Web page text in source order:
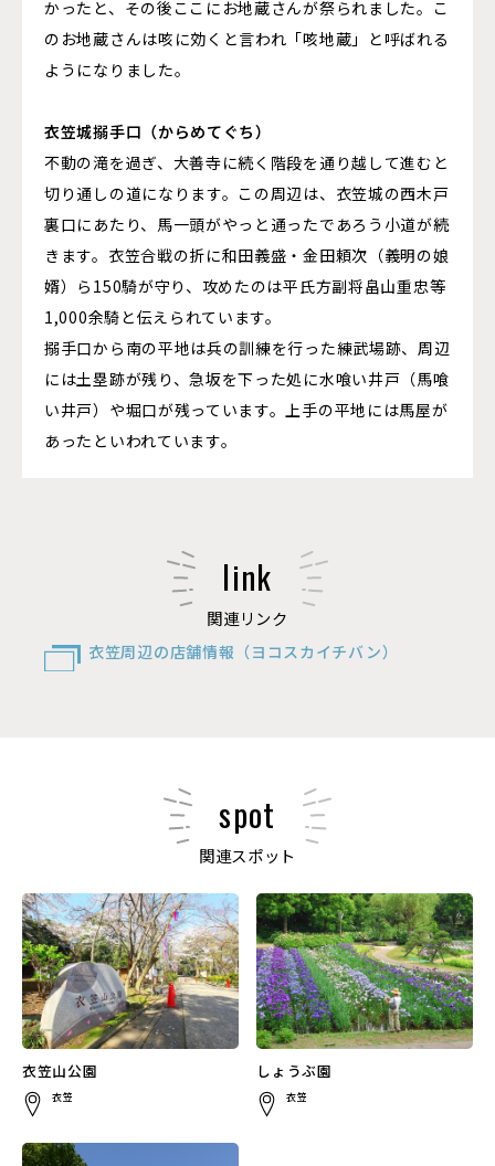
かったと、その後ここにお地蔵さんが祭られました。こ
のお地蔵さんは咳に効くと言われ「咳地蔵」と呼ばれる
ようになりました。
衣笠城搦手口（からめてぐち）
不動の滝を過ぎ、大善寺に続く階段を通り越して進むと
切り通しの道になります。この周辺は、衣笠城の西木戸
裏口にあたり、馬一頭がやっと通ったであろう小道が続
きます。衣笠合戦の折に和田義盛・金田頼次（義明の娘
婿）ら150騎が守り、攻めたのは平氏方副将畠山重忠等
1,000余騎と伝えられています。
搦手口から南の平地は兵の訓練を行った練武場跡、周辺
には土塁跡が残り、急坂を下った処に水喰い井戸（馬喰
い井戸）や堀口が残っています。上手の平地には馬屋が
あったといわれています。
link
関連リンク
衣笠周辺の店舗情報（ヨコスカイチバン）
spot
関連スポット
衣笠山公園
衣笠
しょうぶ園
衣笠